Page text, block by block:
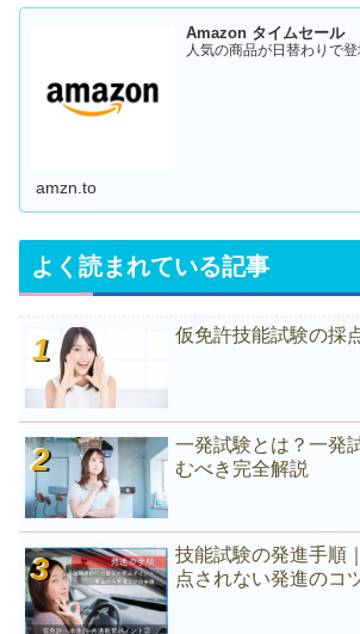
Amazon タイムセール
人気の商品が日替わりで
amzn.to
よく読まれている記事
仮免許技能試験の採
一発試験とは？一発
むべき完全解説
技能試験の発進手順
点されない発進のコ